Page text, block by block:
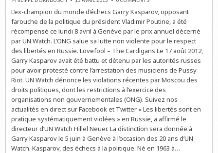
CHAMPION
RUSSE
D’ÉCHECS
KASPAROV
HONORÉ
L’ex-champion du monde d’échecs Garry Kasparov, opposant
farouche de la politique du président Vladimir Poutine, a été
récompensé ce lundi 8 avril à Genève par le prix annuel décerné
par UN Watch. L’ONG salue sa lutte non violente pour le respect
des libertés en Russie. Lovefool – The Cardigans Le 17 août 2012,
Garry Kasparov avait été battu et détenu par les autorités russes
pour avoir protesté contre l’arrestation des musiciens de Pussy
Riot. UN Watch dénonce les violations récentes par Moscou des
droits politiques, dont les restrictions à l’exercice des
organisations non gouvernementales (ONG). Suivez nos
actualités en direct sur Facebook et Twitter « Les libertés sont en
pratique systématiquement violées » en Russie, a affirmé le
directeur d’UN Watch Hillel Neuer. La distinction sera donnée à
Garry Kasparov le 5 juin à Genève à l’occasion des 20 ans d’UN
Watch. Kasparov, des échecs à la politique. Né en 1963 à…